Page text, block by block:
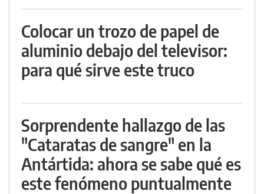
Colocar un trozo de papel de
aluminio debajo del televisor:
para qué sirve este truco
Sorprendente hallazgo de las
"Cataratas de sangre" en la
Antártida: ahora se sabe qué es
este fenómeno puntualmente